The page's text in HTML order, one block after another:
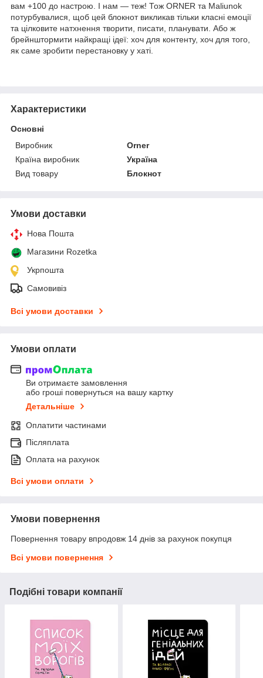
вам +100 до настрою. І нам — теж! Тож ORNER та Maliunok
потурбувалися, щоб цей блокнот викликав тільки класні емоції
та цілковите натхнення творити, писати, планувати. Або ж
брейнштормити найкращі ідеї: хоч для контенту, хоч для того,
як саме зробити перестановку у хаті.
Характеристики
Основні
Виробник
Orner
Країна виробник
Україна
Вид товару
Блокнот
Умови доставки
Нова Пошта
Магазини Rozetka
Укрпошта
Самовивіз
Всі умови доставки
Умови оплати
Ви отримаєте замовлення
або гроші повернуться на вашу картку
Детальніше
Оплатити частинами
Післяплата
Оплата на рахунок
Всі умови оплати
Умови повернення
Повернення товару впродовж 14 днів за рахунок покупця
Всі умови повернення
Подібні товари компанії